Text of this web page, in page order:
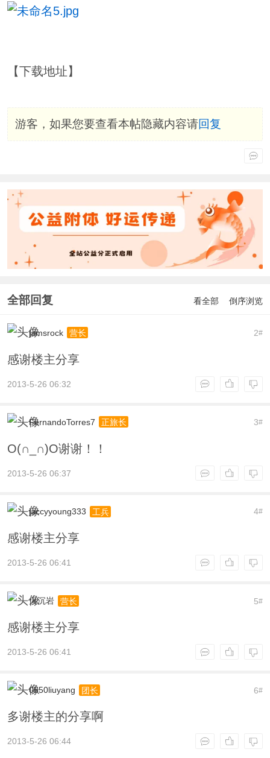
【下载地址】
游客，如果您要查看本帖隐藏内容请回复
全部回复 看全部 倒序浏览
2#
jamsrock 营长
感谢楼主分享
2013-5-26 06:32
3#
FernandoTorres7 正旅长
O(∩_∩)O谢谢！！
2013-5-26 06:37
4#
jaccyyoung333 工兵
感谢楼主分享
2013-5-26 06:41
5#
火沉岩 营长
感谢楼主分享
2013-5-26 06:41
6#
0550liuyang 团长
多谢楼主的分享啊
2013-5-26 06:44